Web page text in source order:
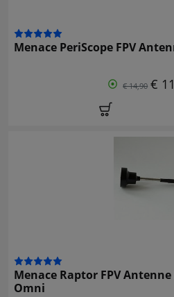
Menace PeriScope FPV
€ 14,90 €
Menace Raptor FPV Antenne
Omni